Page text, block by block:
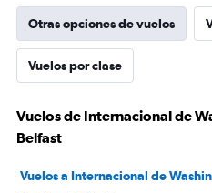
Otras opciones de vuelos
Vuelos por clase
Vuelos de Internacional de
Belfast
Vuelos a Internacional de